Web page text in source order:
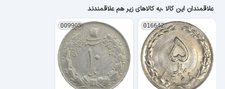
علاقمندان این کالا ،به کالاهای زیر هم علاقمندند
016642
009905